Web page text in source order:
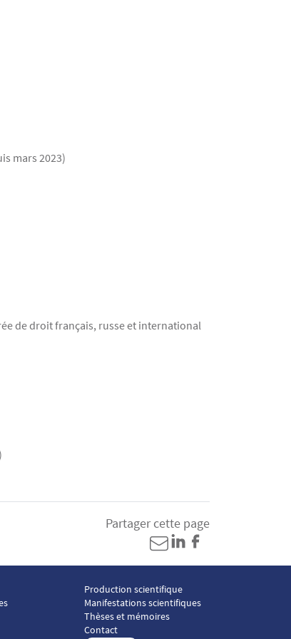
mars 2023)
de droit français, russe et international
Partager cette page
Menu footer ICP 4
Production scientifique
Manifestations scientifiques
Thèses et mémoires
Contact